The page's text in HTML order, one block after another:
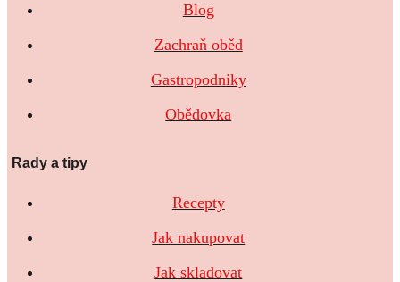
Blog
Zachraň oběd
Gastropodniky
Obědovka
Rady a tipy
Recepty
Jak nakupovat
Jak skladovat